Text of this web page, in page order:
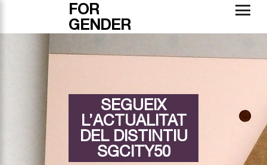
FOR
GENDER
SEGUEIX
L’ACTUALITAT
DEL DISTINTIU
SGCITY50